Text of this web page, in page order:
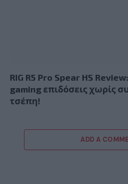
RIG R5 Pro Spear HS
gaming επιδόσεις χωρίς
τσέπη!
ADD A